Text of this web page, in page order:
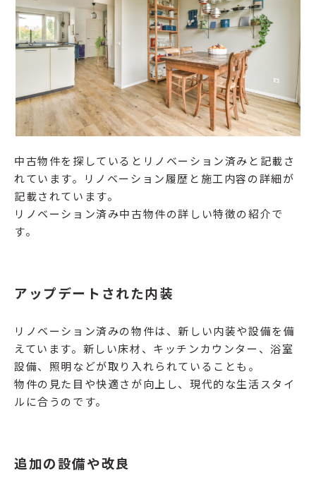
中古物件を探しているとリノベーション済みと記載さ
れています。リノベーション履歴と施工内容の詳細が
記載されています。
リノベーション済み中古物件の詳しい特徴の紹介で
す。
アップデートされた内装
リノベーション済みの物件は、新しい内装や設備を備
えています。新しい床材、キッチンカウンター、浴室
設備、照明などが取り入れられていることも。
物件の見た目や快適さが向上し、現代的な生活スタイ
ルに合うのです。
追加の設備や改良